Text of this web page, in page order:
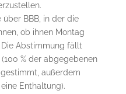
BBB, in der die
ob ihnen Montag
Abstimmung fällt
% der abgegebenen
außerdem
Enthaltung).